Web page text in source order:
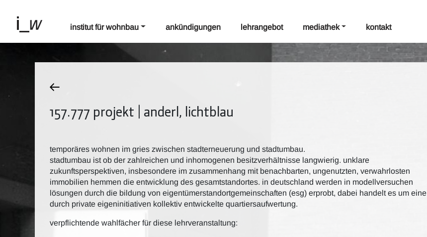
institut für wohnbau ankündigungen lehrangebot mediathek kontakt
157.777 projekt | anderl, lichtblau
temporäres wohnen im gries zwischen stadterneuerung und stadtumbau.
stadtumbau ist ob der zahlreichen und inhomogenen besitzverhältnisse langwierig. unklare
zukunftsperspektiven, insbesondere im zusammenhang mit benachbarten, ungenutzten, verwahrlosten
immobilien hemmen die entwicklung des gesamtstandortes. in deutschland werden in modellversuchen
lösungen durch die bildung von eigentümerstandortgemeinschaften (esg) erprobt, dabei handelt es um eine
durch private eigeninitiativen kollektiv entwickelte quartiersaufwertung.
verpflichtende wahlfächer für diese lehrveranstaltung: